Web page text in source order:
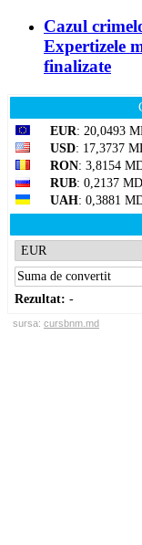
Cazul
Expertizele
finalizate
EUR: 20,0493
USD: 17,3737
RON: 3,8154
RUB: 0,2137
UAH: 0,3881
Rezultat: -
sursa: cursbnm.md